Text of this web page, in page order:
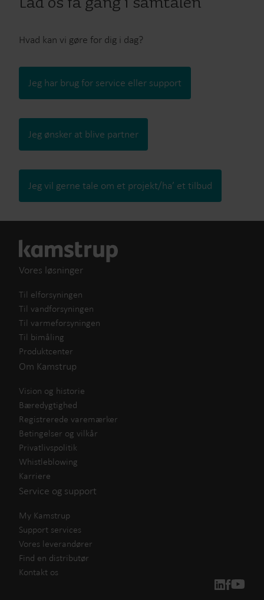
Hvad kan vi gøre for dig i dag?
Jeg har brug for service eller support
Jeg ønsker at blive partner
Jeg vil gerne tale om et projekt/ha’ et tilbud
Vores løsninger
Til elforsyningen
Til vandforsyningen
Til varmeforsyningen
Til bimåling
Produktcenter
Om Kamstrup
Vision og historie
Bæredygtighed
Registrerede varemærker
Betingelser og vilkår
Privatlivspolitik
Whistleblowing
Karriere
Service og support
My Kamstrup
Support services
Vores leverandører
Find en distributør
Kontakt os